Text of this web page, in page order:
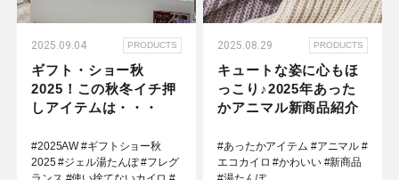
2025.09.04 PRODUCTS
ギフト・ショー秋
2025！この秋冬イチ押
しアイテムは・・・
#2025AW #ギフトショー秋
2025 #ジェル湯たんぽ #フレグ
2025.08.29 PRODUCTS
キュートな姿に心もほ
っこり♪2025年あった
かアニマル新商品紹介
#あったかアイテム #アニマル #
エコカイロ #かわいい #新商品